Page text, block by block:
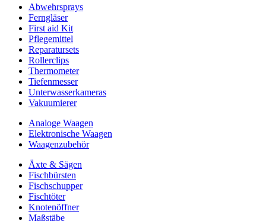
Abwehrsprays
Ferngläser
First aid Kit
Pflegemittel
Reparatursets
Rollerclips
Thermometer
Tiefenmesser
Unterwasserkameras
Vakuumierer
Analoge Waagen
Elektronische Waagen
Waagenzubehör
Äxte & Sägen
Fischbürsten
Fischschupper
Fischtöter
Knotenöffner
Maßstäbe